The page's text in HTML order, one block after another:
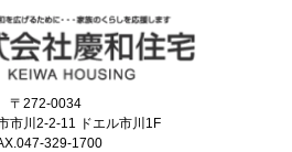
〒272-0034
市川2-2-11 ドエル市川1F
329-1700